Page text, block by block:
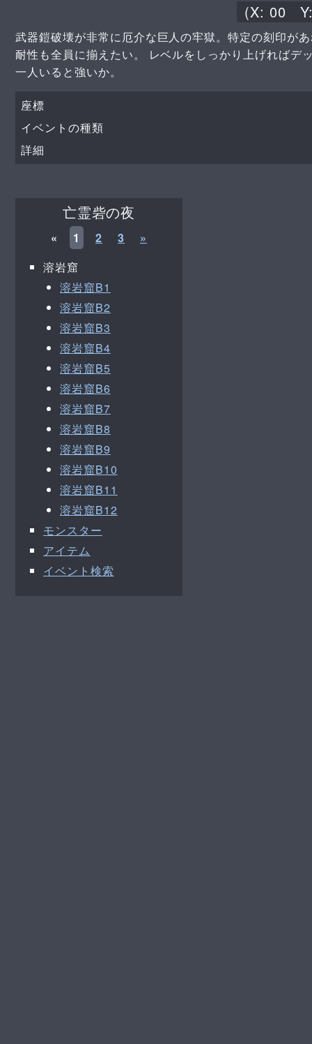
(X: 00
武器鎧破壊が非常に厄介な巨人の牢獄。特定の刻印が
耐性も全員に揃えたい。 レベルをしっかり上げればデ
一人いると強いか。
座標
イベントの種類
詳細
亡霊砦の夜
« 1 2 3
»
溶岩窟
溶岩窟B1
溶岩窟B2
溶岩窟B3
溶岩窟B4
溶岩窟B5
溶岩窟B6
溶岩窟B7
溶岩窟B8
溶岩窟B9
溶岩窟B10
溶岩窟B11
溶岩窟B12
モンスター
アイテム
イベント検索